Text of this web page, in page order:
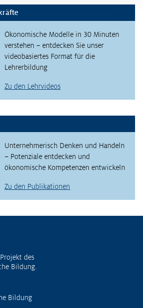
Ökonomische Modelle in 30 Minuten
verstehen – entdecken Sie unser
videobasiertes Format für die
Lehrerbildung
Zu den Lehrvideos
Unternehmerisch Denken und Handeln
– Potenziale entdecken und
ökonomische Kompetenzen entwickeln
Zu den Publikationen
des
Bildung.
Bildung